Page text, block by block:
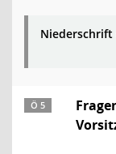
Niederschrift
Ö 5